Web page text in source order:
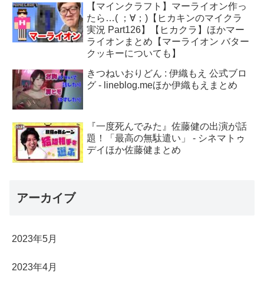
【マインクラフト】マーライオン作っ
たら…( ；∀；)【ヒカキンのマイクラ
実況 Part126】【ヒカクラ】ほかマー
ライオンまとめ【マーライオン バター
クッキーについても】
きつねいおりどん : 伊織もえ 公式ブロ
グ - lineblog.meほか伊織もえまとめ
『一度死んでみた』佐藤健の出演が話
題！「最高の無駄遣い」 - シネマトゥ
デイほか佐藤健まとめ
アーカイブ
2023年5月
2023年4月